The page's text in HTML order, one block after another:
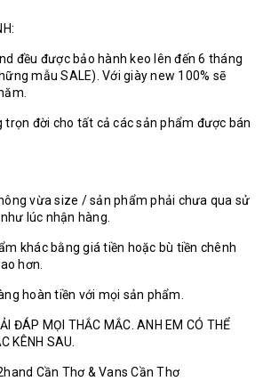
đều được bảo hành keo lên đến 6 tháng
mẫu SALE). Với giày new 100% sẽ
trọn đời cho tất cả các sản phẩm được bán
vừa size / sản phẩm phải chưa qua sử
lúc nhận hàng.
khác bằng giá tiền hoặc bù tiền chênh
hơn.
hoàn tiền với mọi sản phẩm.
ĐÁP MỌI THẮC MẮC. ANH EM CÓ THỂ
KÊNH SAU.
Cần Thơ & Vans Cần Thơ